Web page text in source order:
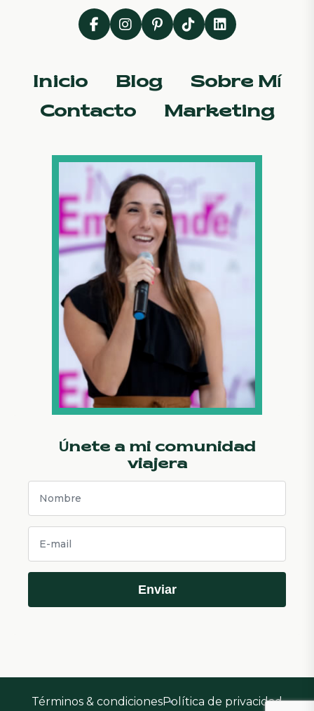
Inicio Blog
Sobre Mí
Contacto
Marketing
Únete a mi comunidad
viajera
Enviar
Términos & condicionesPolítica de privacidad